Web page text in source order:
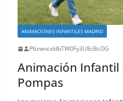
ANIMACIONES INFANTILES MADRID
P6zwncxIdbTW0Fy3U8cBcOG
Animación Infantil
Pompas